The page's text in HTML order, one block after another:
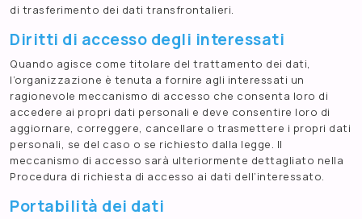
di trasferimento dei dati transfrontalieri.
Diritti di accesso degli interessati
Quando agisce come titolare del trattamento dei dati,
l’organizzazione è tenuta a fornire agli interessati un
ragionevole meccanismo di accesso che consenta loro di
accedere ai propri dati personali e deve consentire loro di
aggiornare, correggere, cancellare o trasmettere i propri dati
personali, se del caso o se richiesto dalla legge. Il
meccanismo di accesso sarà ulteriormente dettagliato nella
Procedura di richiesta di accesso ai dati dell’interessato.
Portabilità dei dati